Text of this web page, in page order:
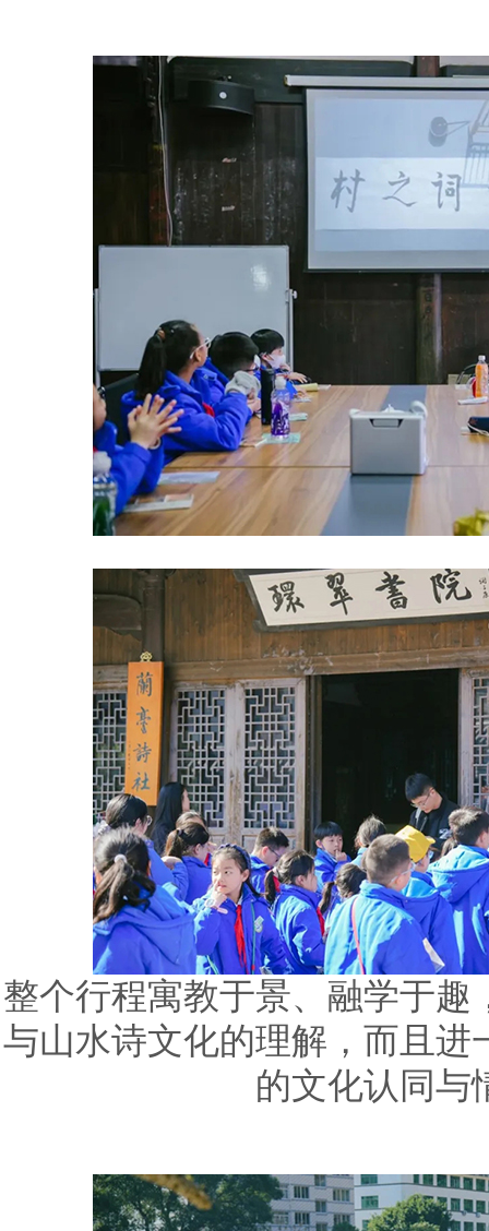
整个行程寓教于景、融学于
与山水诗文化的理解，而且进
的文化认同与